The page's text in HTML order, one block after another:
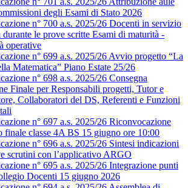
degli Esami di Stato 2026
n° 700 a.s. 2025/26 Docenti in servizio
durante le prove scritte Esami di maturità -
operative
n° 699 a.s. 2025/26 Avvio progetto “La
Matematica” Piano Estate 25/26
n° 698 a.s. 2025/26 Consegna
Finale per Responsabili progetti, Tutor e
Collaboratori del DS, Referenti e Funzioni
n° 697 a.s. 2025/26 Riconvocazione
finale classe 4A BS 15 giugno ore 10:00
n° 696 a.s. 2025/26 Sintesi indicazioni
scrutini con l’applicativo ARGO
n° 695 a.s. 2025/26 Integrazione punti
Docenti 15 giugno 2026